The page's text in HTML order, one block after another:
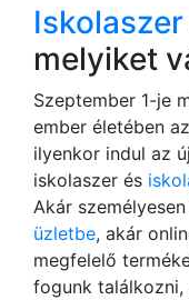
Iskolaszer
melyiket
Szeptember 1-je
ember életében
ilyenkor indul az
iskolaszer és
Akár
üzletbe, akár
megfelelő
fogunk